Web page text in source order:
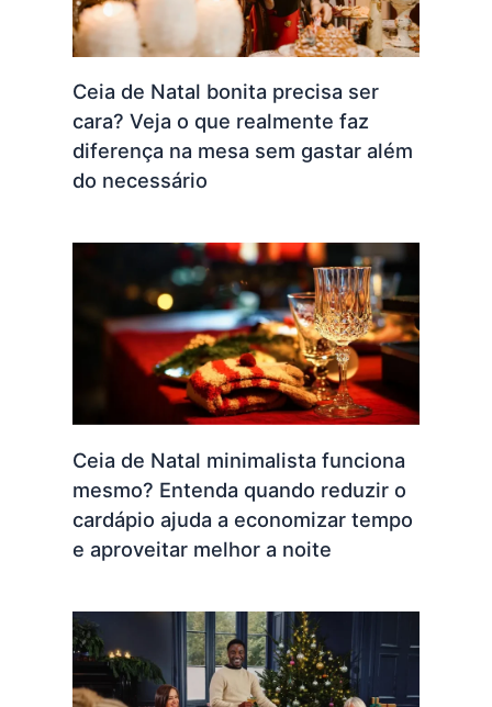
Ceia de Natal bonita precisa ser
cara? Veja o que realmente faz
diferença na mesa sem gastar além
do necessário
Ceia de Natal minimalista funciona
mesmo? Entenda quando reduzir o
cardápio ajuda a economizar tempo
e aproveitar melhor a noite